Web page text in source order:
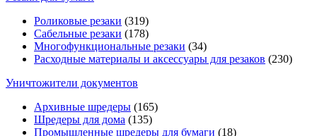
Роликовые резаки (319)
Сабельные резаки (178)
Многофункциональные резаки (34)
Расходные материалы и аксессуары для резаков (230)
Уничтожители документов
Архивные шредеры (165)
Шредеры для дома (135)
Промышленные шредеры для бумаги (18)